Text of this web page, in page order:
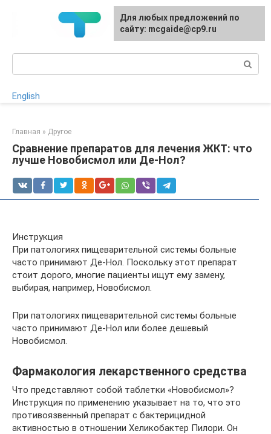
English
Главная » Другое
Сравнение препаратов для лечения ЖКТ: что
лучше Новобисмол или Де-Нол?
Инструкция
При патологиях пищеварительной системы больные
часто принимают Де-Нол. Поскольку этот препарат
стоит дорого, многие пациенты ищут ему замену,
выбирая, например, Новобисмол.
При патологиях пищеварительной системы больные
часто принимают Де-Нол или более дешевый
Новобисмол.
Фармакология лекарственного средства
Что представляют собой таблетки «Новобисмол»?
Инструкция по применению указывает на то, что это
противоязвенный препарат с бактерицидной
активностью в отношении Хеликобактер Пилори. Он
Для любых предложений по
сайту: mcgaide@cp9.ru